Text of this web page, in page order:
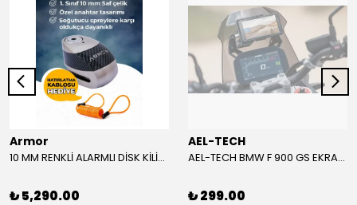
Armor
10 MM RENKLİ ALARMLI DİSK KİLİDİ YENİ VERSİYON
₺ 5,290.00
AEL-TECH
AEL-TECH BMW F 900 GS EKRAN/GÖSTERGE KORUYUCU 2024-2025
₺ 299.00